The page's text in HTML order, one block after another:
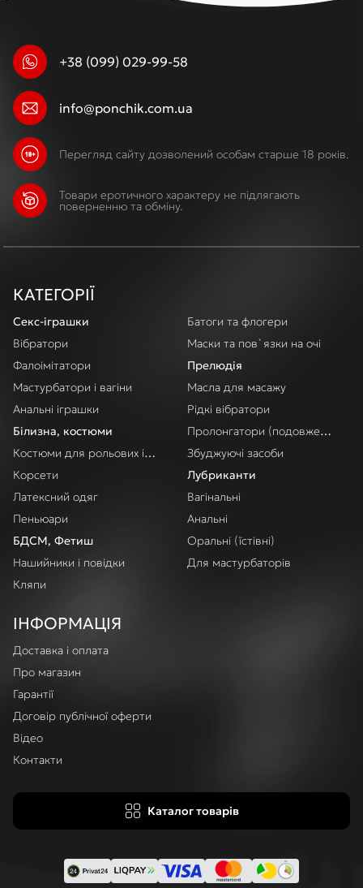
+38 (099) 029-99-58
info@ponchik.com.ua
Перегляд сайту дозволений особам старше 18 років.
Товари еротичного характеру не підлягають
поверненню та обміну.
КАТЕГОРІЇ
Секс-іграшки
Вібратори
Фалоімітатори
Мастурбатори і вагіни
Анальні іграшки
Білизна, костюми
Костюми для рольових ігор
Корсети
Латексний одяг
Пеньюари
БДСМ, Фетиш
Нашийники і повідки
Кляпи
Батоги та флогери
Маски та пов`язки на очі
Прелюдія
Масла для масажу
Рідкі вібратори
Пролонгатори (подовження
Збуджуючі засоби
Лубриканти
Вагінальні
Анальні
Оральні (їстівні)
Для мастурбаторів
ІНФОРМАЦІЯ
Доставка і оплата
Про магазин
Гарантії
Договір публічної оферти
Відео
Контакти
Каталог товарів